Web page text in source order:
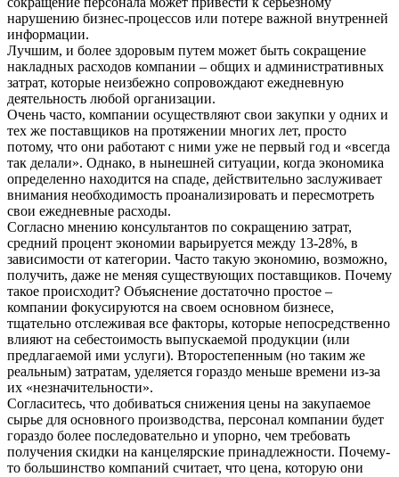
нарушению бизнес-процессов или потере важной внутренней
информации.
Лучшим, и более здоровым путем может быть сокращение
накладных расходов компании – общих и административных
затрат, которые неизбежно сопровождают ежедневную
деятельность любой организации.
Очень часто, компании осуществляют свои закупки у одних и
тех же поставщиков на протяжении многих лет, просто
потому, что они работают с ними уже не первый год и «всегда
так делали». Однако, в нынешней ситуации, когда экономика
определенно находится на спаде, действительно заслуживает
внимания необходимость проанализировать и пересмотреть
свои ежедневные расходы.
Согласно мнению консультантов по сокращению затрат,
средний процент экономии варьируется между 13-28%, в
зависимости от категории. Часто такую экономию, возможно,
получить, даже не меняя существующих поставщиков. Почему
такое происходит? Объяснение достаточно простое –
компании фокусируются на своем основном бизнесе,
тщательно отслеживая все факторы, которые непосредственно
влияют на себестоимость выпускаемой продукции (или
предлагаемой ими услуги). Второстепенным (но таким же
реальным) затратам, уделяется гораздо меньше времени из-за
их «незначительности».
Согласитесь, что добиваться снижения цены на закупаемое
сырье для основного производства, персонал компании будет
гораздо более последовательно и упорно, чем требовать
получения скидки на канцелярские принадлежности. Почему-
то большинство компаний считает, что цена, которую они